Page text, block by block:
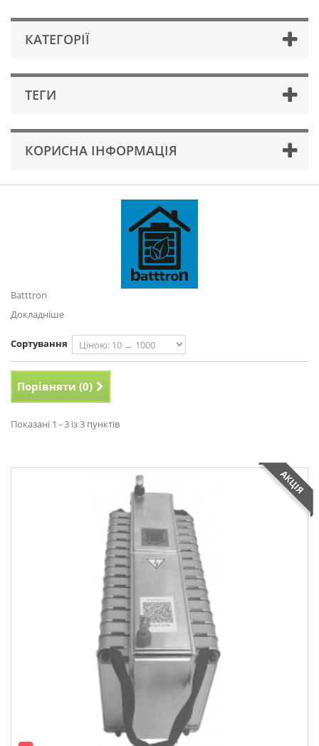
КАТЕГОРІЇ
ТЕГИ
КОРИСНА ІНФОРМАЦІЯ
Batttron
Докладніше
Сортування
Порівняти (0)
Показані 1 - 3 із 3 пунктів
АКЦІЯ